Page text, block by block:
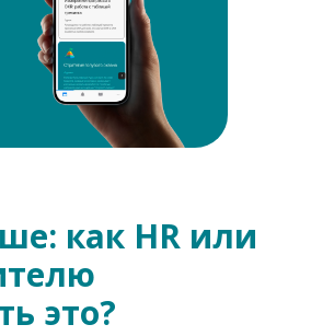
как HR или
это?